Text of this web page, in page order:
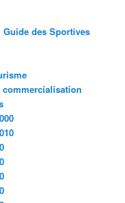
des Sportives
commercialisation